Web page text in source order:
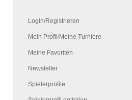
Login/Registrieren
Mein Profil/Meine Turniere
Meine Favoriten
Newsletter
Spielerprofile